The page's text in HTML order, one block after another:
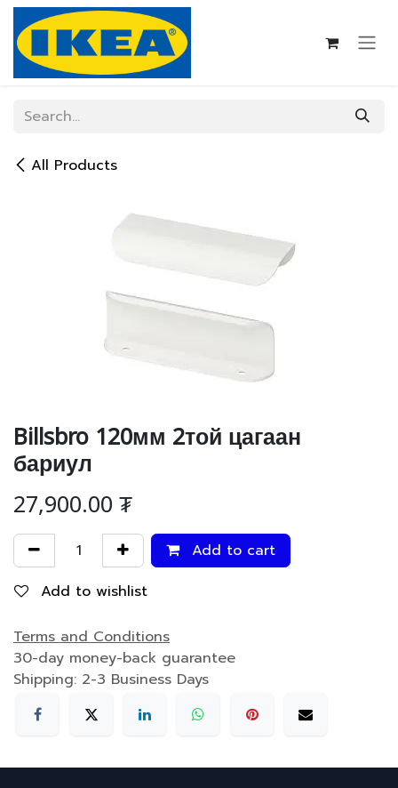
Skip to Content
All Products
Billsbro 120мм 2той цагаан
бариул
27,900.00₮
Add to cart
Add to wishlist
Terms and Conditions
30-day money-back guarantee
Shipping: 2-3 Business Days